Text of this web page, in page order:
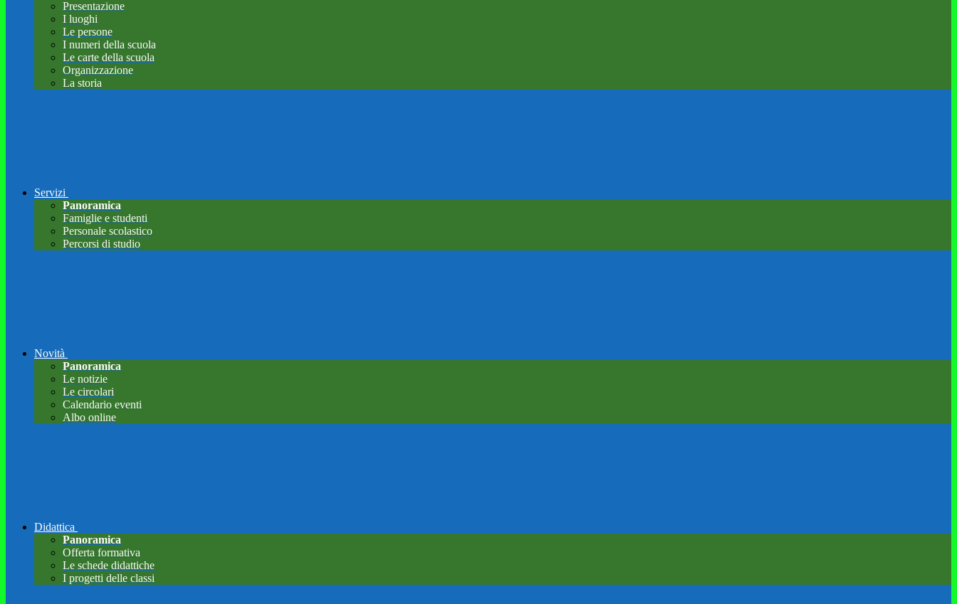
Presentazione
I luoghi
Le persone
I numeri della scuola
Le carte della scuola
Organizzazione
La storia
Servizi
Panoramica
Famiglie e studenti
Personale scolastico
Percorsi di studio
Novità
Panoramica
Le notizie
Le circolari
Calendario eventi
Albo online
Didattica
Panoramica
Offerta formativa
Le schede didattiche
I progetti delle classi